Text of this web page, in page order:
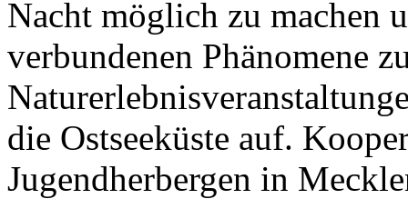
Nacht möglich zu machen
verbundenen Phänomene
die Ostseeküste auf.
Jugendherbergen in